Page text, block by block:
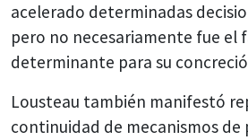
acelerado determinadas
pero no necesariamente fue el
determinante para su
Lousteau también manifestó
continuidad de mecanismos de